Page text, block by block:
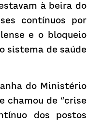
à beira do
contínuos por
e o bloqueio
sistema de saúde
do Ministério
chamou de “crise
dos postos